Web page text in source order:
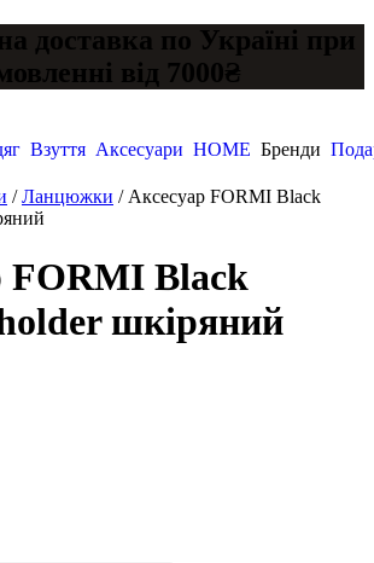
доставка по Україні при
від 7000₴
Взуття Аксесуари HOME Бренди
/Ланцюжки / Аксесуар FORMI Black
FORMI Black
шкіряний